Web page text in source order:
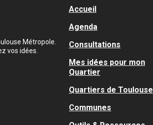
Métropole.
vos idées.
Accueil
Agenda
Consultations
Mes idées pour mon
Quartier
Quartiers de Toulouse
Communes